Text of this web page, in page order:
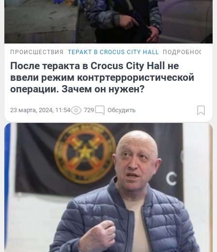
ПРОИСШЕСТВИЯ ТЕРАКТ В CROCUS CITY HALL ПОДРОБНОСТИ
После теракта в Crocus City Hall не
ввели режим контртеррористической
операции. Зачем он нужен?
23 марта, 2024, 11:54 729 Обсудить